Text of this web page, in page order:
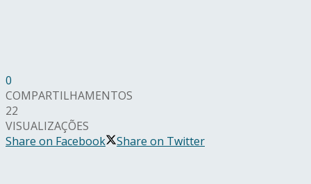
0
COMPARTILHAMENTOS
22
VISUALIZAÇÕES
Share on Facebook
Share on Twitter